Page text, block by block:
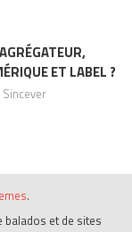
ET LABEL ?
Sincever
.
balados et de sites